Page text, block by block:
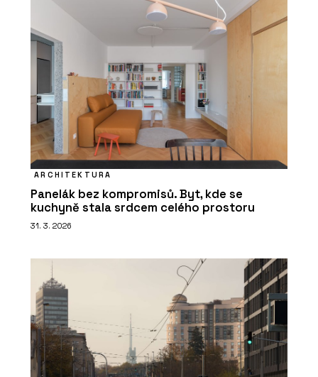
ARCHITEKTURA
Panelák bez kompromisů. Byt, kde se
kuchyně stala srdcem celého prostoru
31. 3. 2026